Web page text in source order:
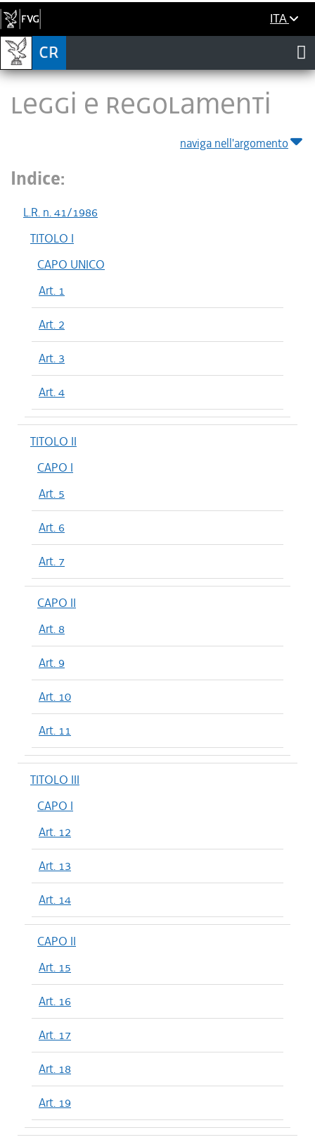
ITA
LEGGI E REGOLAMENTI
naviga nell'argomento
Indice:
L.R. n. 41/1986
TITOLO I
CAPO UNICO
Art. 1
Art. 2
Art. 3
Art. 4
TITOLO II
CAPO I
Art. 5
Art. 6
Art. 7
CAPO II
Art. 8
Art. 9
Art. 10
Art. 11
TITOLO III
CAPO I
Art. 12
Art. 13
Art. 14
CAPO II
Art. 15
Art. 16
Art. 17
Art. 18
Art. 19